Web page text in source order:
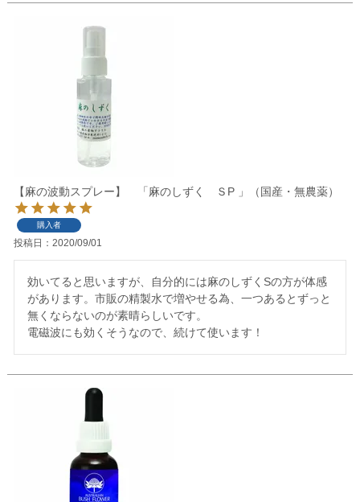
【麻の波動スプレー】 「麻のしずく ＳP 」（国産・無農薬）
購入者
投稿日 2020/09/01
効いてると思いますが、自分的には麻のしずくSの方が体感
があります。市販の精製水で増やせる為、一つあるとずっと
無くならないのが素晴らしいです。
電磁波にも効くそうなので、続けて使います！